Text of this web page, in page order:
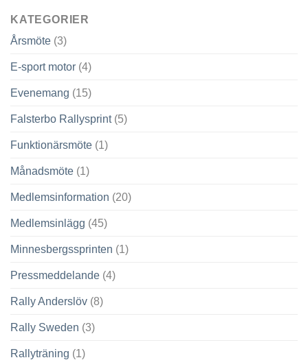
KATEGORIER
Årsmöte (3)
E-sport motor (4)
Evenemang (15)
Falsterbo Rallysprint(5)
Funktionärsmöte (1)
Månadsmöte (1)
Medlemsinformation (20)
Medlemsinlägg (45)
Minnesbergssprinten (1)
Pressmeddelande (4)
Rally Anderslöv (8)
Rally Sweden (3)
Rallyträning (1)